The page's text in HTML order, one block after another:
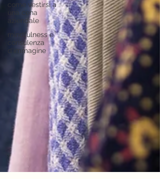
come vestirsi a
una cena
aziendale
mindfulness e
consulenza
d'immagine